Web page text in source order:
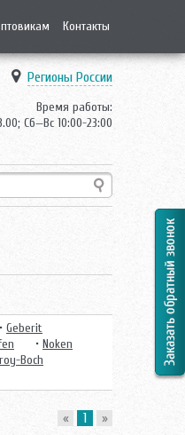
Контакты
Регионы России
Время работы:
Сб—Вс 10:00-23:00
• Geberit
• Noken
Boch
« 1 »